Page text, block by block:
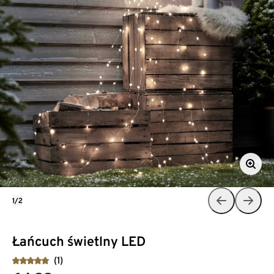
Łańcuch świetlny LED
(1)
1/2